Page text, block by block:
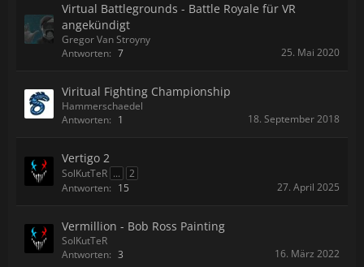
Virtual Battlegrounds - Battle Royale für VR
angekündigt
Gregor Van Stroyny
Antworten: 7 25. Mai 2020
Viritual Fighting Championship
Hammerschaedel
Antworten: 1 18. September 2018
Vertigo 2
SolKutTeR ...
2
Antworten: 15 27. April 2025
Vermillion - Bob Ross Painting
SolKutTeR
Antworten: 3 16. März 2022